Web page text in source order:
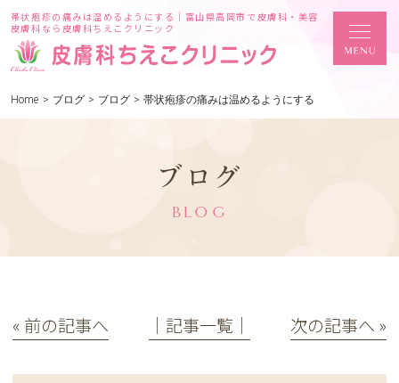
帯状疱疹の痛みは温めるようにする｜富山県高岡市で皮膚科・美容
皮膚科なら皮膚科ちえこクリニック
Home > ブログ > ブログ > 帯状疱疹の痛みは温めるようにする
ブログ
BLOG
« 前の記事へ │記事一覧│ 次の記事へ »